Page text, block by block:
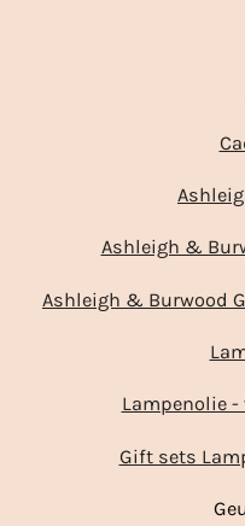
Ashleigh &
Ashleigh & Burwood
Lampenolie
Gift sets